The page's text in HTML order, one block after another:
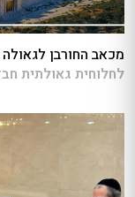
מכאב החורבן לגאולה
לחלוחית גאולתית